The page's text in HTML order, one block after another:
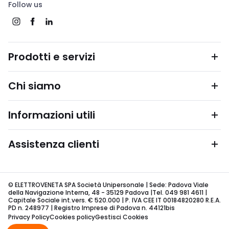
Follow us
Prodotti e servizi
Chi siamo
Informazioni utili
Assistenza clienti
© ELETTROVENETA SPA Società Unipersonale | Sede: Padova Viale
della Navigazione Interna, 48 - 35129 Padova |Tel. 049 981 4611 |
Capitale Sociale int.vers. € 520.000 | P. IVA CEE IT 00184820280 R.E.A.
PD n. 248977 | Registro Imprese di Padova n. 44121bis
Privacy PolicyCookies policyGestisci Cookies